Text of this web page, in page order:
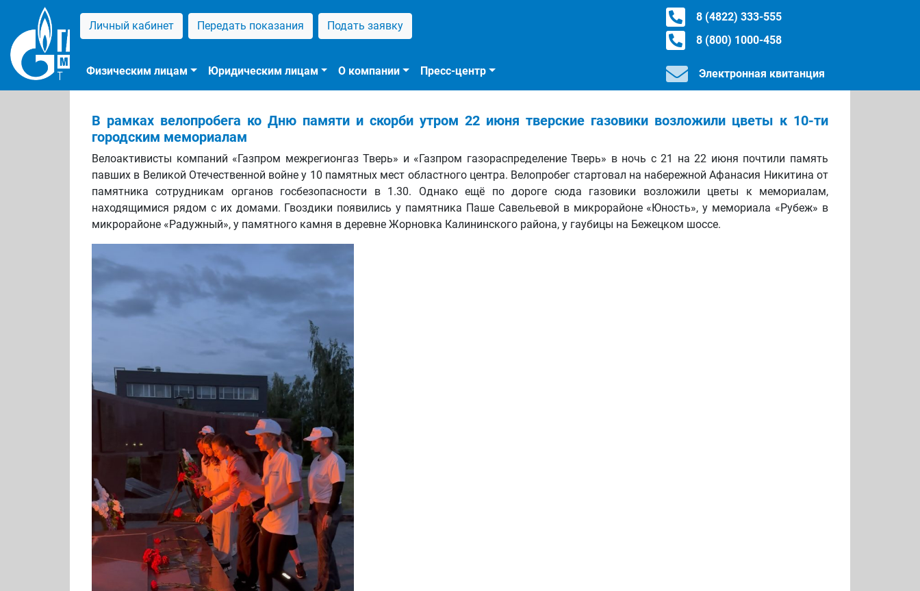
Личный кабинет Передать показания Подать заявку
8 (4822) 333-555
8 (800) 1000-458
Физическим лицам Юридическим лицам О компании Пресс-центр Электронная квитанция
В рамках велопробега ко Дню памяти и скорби утром 22 июня тверские газовики возложили цветы к 10-ти
городским мемориалам
Велоактивисты компаний «Газпром межрегионгаз Тверь» и «Газпром газораспределение Тверь» в ночь с 21 на 22 июня почтили память
павших в Великой Отечественной войне у 10 памятных мест областного центра. Велопробег стартовал на набережной Афанасия Никитина от
памятника сотрудникам органов госбезопасности в 1.30. Однако ещё по дороге сюда газовики возложили цветы к мемориалам,
находящимися рядом с их домами. Гвоздики появились у памятника Паше Савельевой в микрорайоне «Юность», у мемориала «Рубеж» в
микрорайоне «Радужный», у памятного камня в деревне Жорновка Калининского района, у гаубицы на Бежецком шоссе.